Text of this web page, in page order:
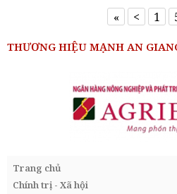
« < 1
THƯƠNG HIỆU MẠNH AN
Trang chủ
Chính trị - Xã hội